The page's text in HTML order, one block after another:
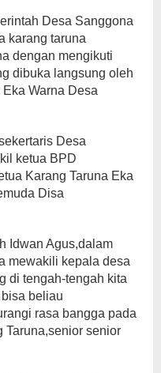
Desa Sanggona
karang taruna
dengan mengikuti
dibuka langsung oleh
Warna Desa
Desa
ketua BPD
Karang Taruna Eka
Disa
Idwan Agus,dalam
mewakili kepala desa
di tengah-tengah kita
beliau
rasa bangga pada
Taruna,senior senior